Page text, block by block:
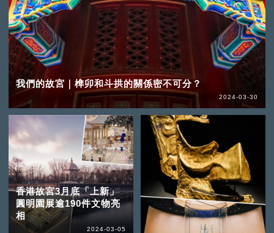
我們的故宮｜榫卯和斗拱的關係密不可分？
2024-03-30
香港故宮3月底「上新」
圓明園展逾190件文物亮
相
2024-03-05